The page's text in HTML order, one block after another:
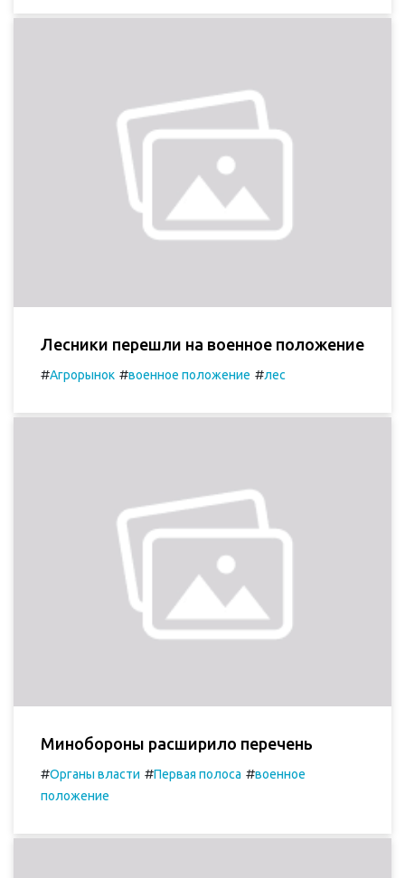
Лесники перешли на военное положение
#Агрорынок #военное положение #лес
Минобороны расширило перечень
#Органы власти #Первая полоса #военное
положение